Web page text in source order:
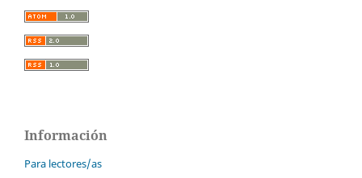
Información
Para lectores/as